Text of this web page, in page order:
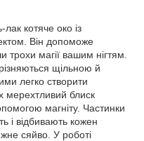
котяче око із
Він допоможе
трохи магії вашим нігтям.
щільною й
легко створити
мерехтливий блиск
магніту. Частинки
і відбивають кожен
сяйво. У роботі